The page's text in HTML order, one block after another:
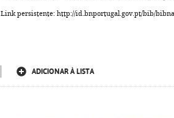
Link persistente: http://id.bnportugal.gov.pt/bib/
ADICIONAR À LISTA